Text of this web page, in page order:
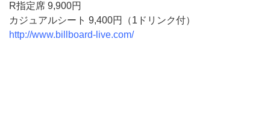
R指定席 9,900円
カジュアルシート 9,400円（1ドリンク付）
http://www.billboard-live.com/